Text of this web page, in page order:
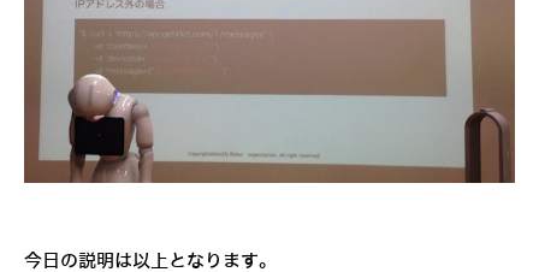
今日の説明は以上となります。